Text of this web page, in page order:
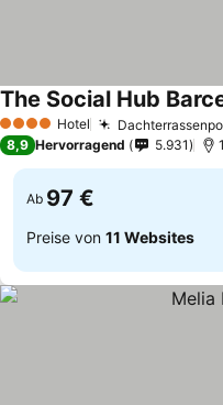
4 Sterne Hotel
The Social Hub
8,9 Hervorragend 5.931
Ab 97 €
Preise von 11 Websites